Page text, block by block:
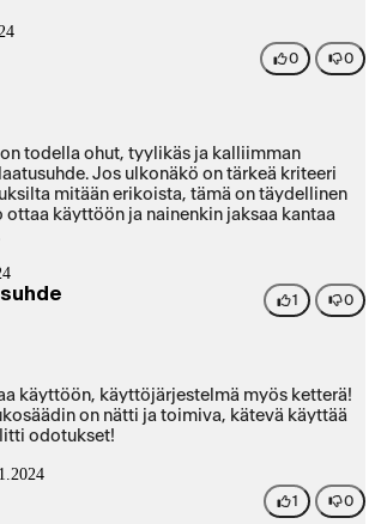
0 0
on todella ohut, tyylikäs ja kalliimman
Jos ulkonäkö on tärkeä kriteeri
mitään erikoista, tämä on täydellinen
käyttöön ja nainenkin jaksaa kantaa
1 0
käyttöön, käyttöjärjestelmä myös ketterä!
on nätti ja toimiva, kätevä käyttää
odotukset!
1 0